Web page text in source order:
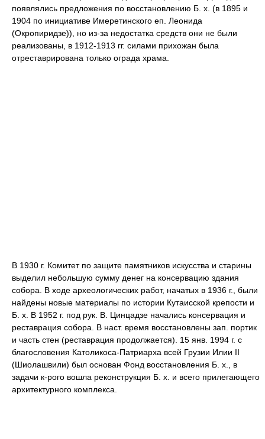
появлялись предложения по восстановлению Б. х. (в 1895 и
1904 по инициативе Имеретинского еп. Леонида
(Окропиридзе)), но из-за недостатка средств они не были
реализованы, в 1912-1913 гг. силами прихожан была
отреставрирована только ограда храма.
В 1930 г. Комитет по защите памятников искусства и старины
выделил небольшую сумму денег на консервацию здания
собора. В ходе археологических работ, начатых в 1936 г., были
найдены новые материалы по истории Кутаисской крепости и
Б. х. В 1952 г. под рук. В. Цинцадзе начались консервация и
реставрация собора. В наст. время восстановлены зап. портик
и часть стен (реставрация продолжается). 15 янв. 1994 г. с
благословения Католикоса-Патриарха всей Грузии Илии II
(Шиолашвили) был основан Фонд восстановления Б. х., в
задачи к-рого вошла реконструкция Б. х. и всего прилегающего
архитектурного комплекса.